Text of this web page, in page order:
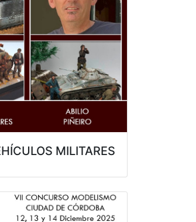
MILITARES